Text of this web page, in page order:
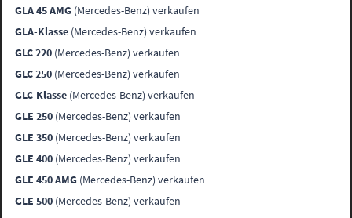
GLA 45 AMG (Mercedes-Benz) verkaufen
GLA-Klasse (Mercedes-Benz) verkaufen
GLC 220 (Mercedes-Benz) verkaufen
GLC 250 (Mercedes-Benz) verkaufen
GLC-Klasse (Mercedes-Benz) verkaufen
GLE 250 (Mercedes-Benz) verkaufen
GLE 350 (Mercedes-Benz) verkaufen
GLE 400 (Mercedes-Benz) verkaufen
GLE 450 AMG (Mercedes-Benz) verkaufen
GLE 500 (Mercedes-Benz) verkaufen